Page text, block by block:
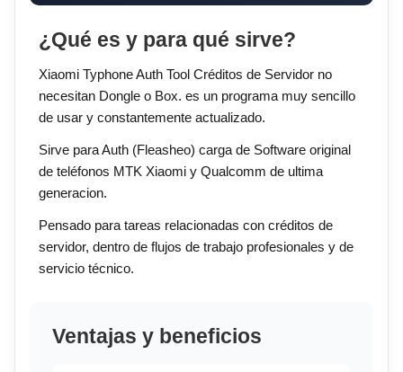
¿Qué es y para qué sirve?
Xiaomi Typhone Auth Tool Créditos de Servidor no
necesitan Dongle o Box. es un programa muy sencillo
de usar y constantemente actualizado.
Sirve para Auth (Fleasheo) carga de Software original
de teléfonos MTK Xiaomi y Qualcomm de ultima
generacion.
Pensado para tareas relacionadas con créditos de
servidor, dentro de flujos de trabajo profesionales y de
servicio técnico.
Ventajas y beneficios